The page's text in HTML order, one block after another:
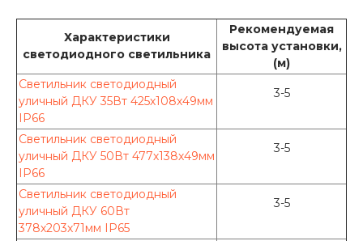
Характеристики
светодиодного светильника
Рекомендуемая
высота установки,
(м)
Светильник светодиодный
уличный ДКУ 35Вт 425х108х49мм
IP66
3-5
Светильник светодиодный
уличный ДКУ 50Вт 477х138х49мм
IP66
3-5
Светильник светодиодный
уличный ДКУ 60Вт
378х203х71мм IP65
3-5